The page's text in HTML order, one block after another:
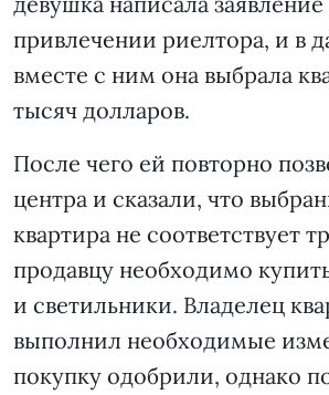
привлечении риелтора, и в
вместе с ним она выбрала
тысяч долларов.
После чего ей повторно
центра и сказали, что
квартира не соответствует
продавцу необходимо
и светильники. Владелец
выполнил необходимые
покупку одобрили, однако